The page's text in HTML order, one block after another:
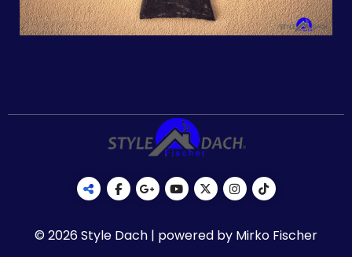
© 2026 Style Dach | powered by Mirko Fischer